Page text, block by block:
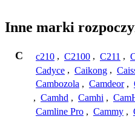
Inne marki
C c210 , C2100 , C211 ,
Cadyce , Caikong ,
Cambozola , Camdeor ,
, Camhd , Camhi ,
Camline Pro , Cammy ,